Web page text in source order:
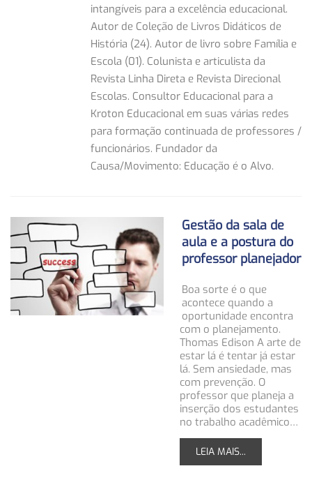
intangíveis para a excelência educacional.
Autor de Coleção de Livros Didáticos de
História (24). Autor de livro sobre Família e
Escola (01). Colunista e articulista da
Revista Linha Direta e Revista Direcional
Escolas. Consultor Educacional para a
Kroton Educacional em suas várias redes
para formação continuada de professores /
funcionários. Fundador da
Causa/Movimento: Educação é o Alvo.
Gestão da sala de
aula e a postura do
professor planejador
Boa sorte é o que
acontece quando a
oportunidade encontra
com o planejamento.
Thomas Edison A arte de
estar lá é tentar já estar
lá. Sem ansiedade, mas
com prevenção. O
professor que planeja a
inserção dos estudantes
no trabalho acadêmico…
LEIA MAIS...